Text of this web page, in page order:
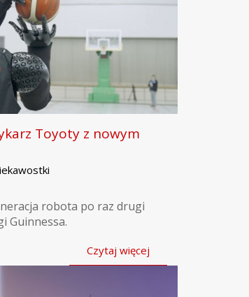
Toyoty z nowym
robota po raz drugi
Guinnessa.
Czytaj więcej